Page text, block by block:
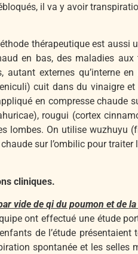
il va y avoir
thérapeutique est
en bas, des maladies
autant externes qu’interne
cuit dans du vinaigre
en compresse chaude
rougui (cortex
lombes. On utilise wuzhuyu
sur l’ombilic pour
cliniques.
vide de qi du poumon et de
ont effectué une étude
de l’étude
spontanée et les selles